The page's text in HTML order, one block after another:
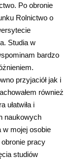
Po obronie
Rolnictwo o
Studia w
bardzo
przyjaciół jak i
również
ułatwiła i
naukowych
w mojej osobie
pracy
studiów